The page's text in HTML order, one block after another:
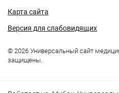
Карта сайта
Версия для слабовидящих
© 2026 Универсальный сайт
защищены.